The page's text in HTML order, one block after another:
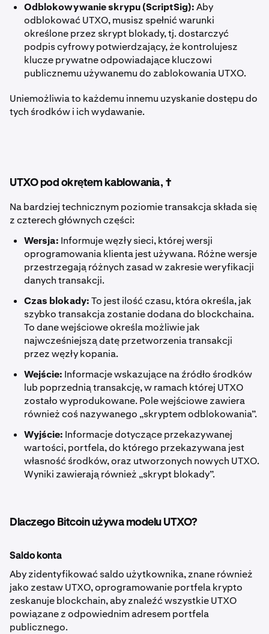
Odblokowywanie skrypu (ScriptSig):Aby
odblokować UTXO, musisz spełnić warunki
określone przez skrypt blokady, tj. dostarczyć
podpis cyfrowy potwierdzający, że kontrolujesz
klucze prywatne odpowiadające kluczowi
publicznemu używanemu do zablokowania UTXO.
Uniemożliwia to każdemu innemu uzyskanie dostępu do
tych środków i ich wydawanie.
UTXO pod okrętem kablowania, †
Na bardziej technicznym poziomie transakcja składa się
z czterech głównych części:
Wersja: Informuje węzły sieci, której wersji
oprogramowania klienta jest używana. Różne wersje
przestrzegają różnych zasad w zakresie weryfikacji
danych transakcji.
Czas blokady:To jest ilość czasu, która określa, jak
szybko transakcja zostanie dodana do blockchaina.
To dane wejściowe określa możliwie jak
najwcześniejszą datę przetworzenia transakcji
przez węzły kopania.
Wejście: Informacje wskazujące na źródło środków
lub poprzednią transakcję, w ramach której UTXO
zostało wyprodukowane. Pole wejściowe zawiera
również coś nazywanego „skryptem odblokowania”.
Wyjście: Informacje dotyczące przekazywanej
wartości, portfela, do którego przekazywana jest
własność środków, oraz utworzonych nowych UTXO.
Wyniki zawierają również „skrypt blokady”.
Dlaczego Bitcoin używa modelu UTXO?
Saldo konta
Aby zidentyfikować saldo użytkownika, znane również
jako zestaw UTXO, oprogramowanie portfela krypto
zeskanuje blockchain, aby znaleźć wszystkie UTXO
powiązane z odpowiednim adresem portfela
publicznego.